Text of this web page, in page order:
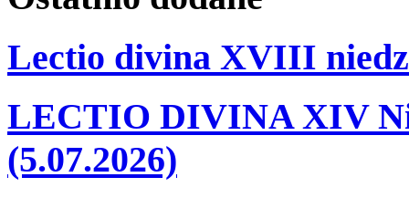
Lectio divina XVIII
LECTIO DIVINA XIV
(5.07.2026)